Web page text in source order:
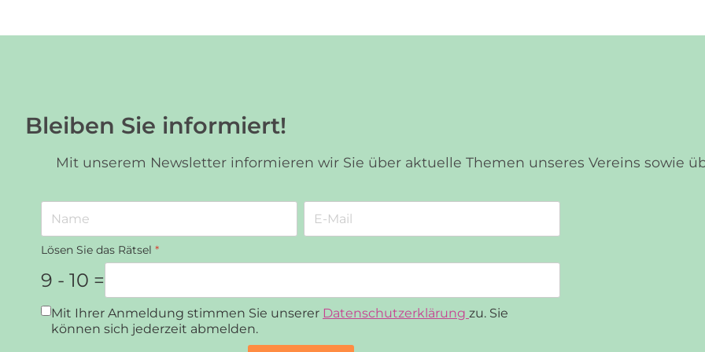
Bleiben Sie informiert!
Mit unserem Newsletter informieren wir Sie über aktuelle Themen unseres Vereins sowie
Lösen Sie das Rätsel *
9 - 10 =
Datenschutz*
Mit Ihrer Anmeldung stimmen Sie unserer Datenschutzerklärung zu. Sie
können sich jederzeit abmelden.